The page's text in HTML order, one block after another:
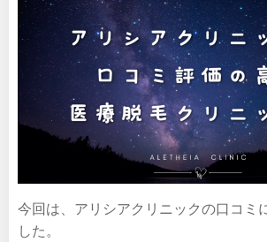
今回は、アリシアクリニックの口コミ
した。